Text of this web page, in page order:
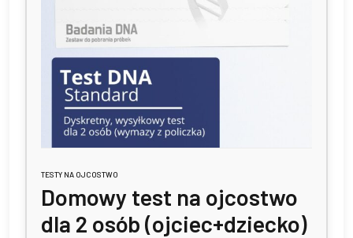
TESTY NA OJCOSTWO
Domowy test na ojcostwo
dla 2 osób (ojciec+dziecko)